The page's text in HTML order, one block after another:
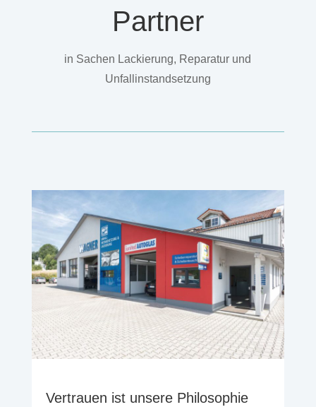
Partner
in Sachen Lackierung, Reparatur und
Unfallinstandsetzung
Vertrauen ist unsere Philosophie